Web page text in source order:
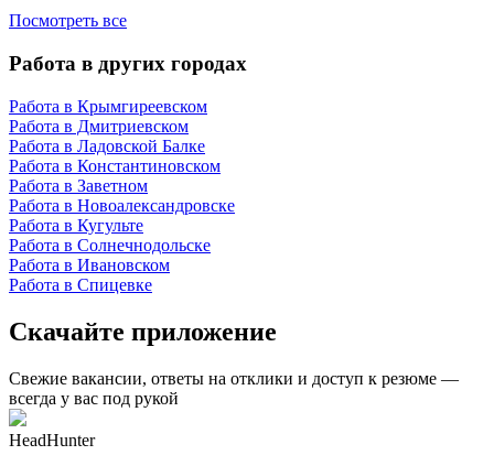
Посмотреть все
Работа в других городах
Работа в Крымгиреевском
Работа в Дмитриевском
Работа в Ладовской Балке
Работа в Константиновском
Работа в Заветном
Работа в Новоалександровске
Работа в Кугульте
Работа в Солнечнодольске
Работа в Ивановском
Работа в Спицевке
Скачайте приложение
Свежие вакансии, ответы на отклики и доступ к резюме —
всегда у вас под рукой
HeadHunter